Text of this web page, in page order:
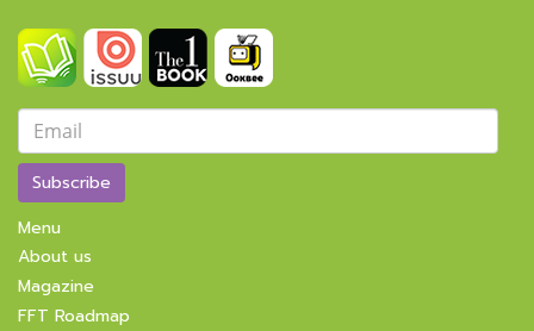
Subscribe
Menu
About us
Magazine
FFT Roadmap